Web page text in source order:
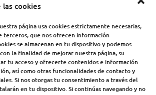
las cookies
página usa cookies estrictamente necesarias,
terceros, que nos ofrecen información
se almacenan en tu dispositivo y podemos
la finalidad de mejorar nuestra página, su
tu acceso y ofrecerte contenidos e información
así como otras funcionalidades de contacto y
Si nos otorgas tu consentimiento a través del
en tu dispositivo. Si continúas navegando y no
Sagrado Corazón
León, s/n – 34200 – Venta de Baños
979770649